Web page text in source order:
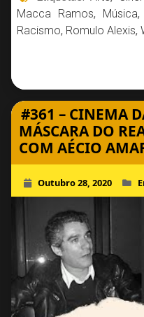
Macca Ramos, Música,
Racismo, Romulo Alexis,
#361 – CINEMA
MÁSCARA DO
COM AÉCIO
Outubro 28, 2020